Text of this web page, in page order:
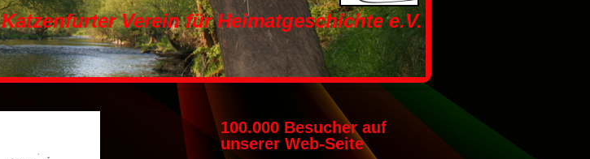
Katzenfurter Verein für Heimatgeschichte e.V.
100.000 Besucher auf
unserer Web-Seite